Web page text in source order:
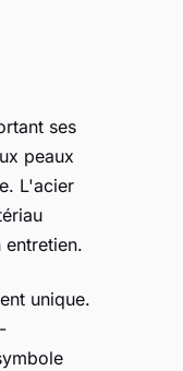
ses
peaux
L'acier
unique.